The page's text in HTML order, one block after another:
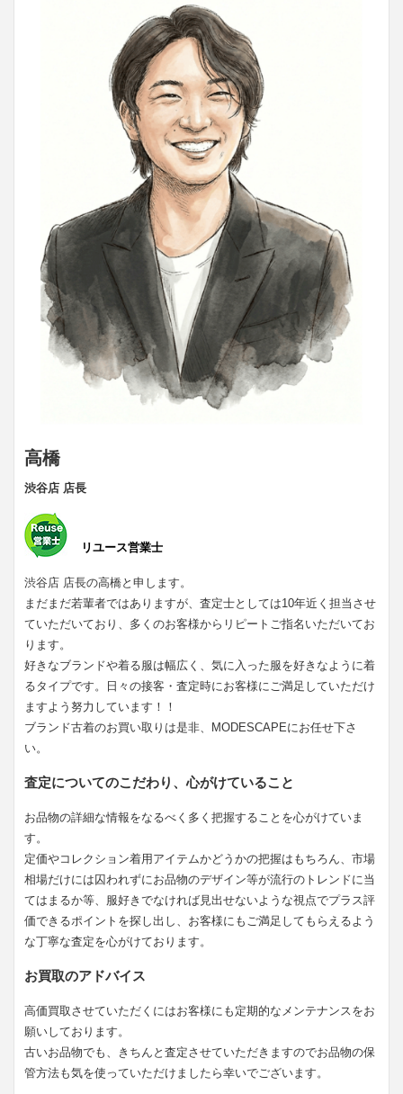
高橋
渋谷店 店長
リユース営業士
渋谷店 店長の高橋と申します。
まだまだ若輩者ではありますが、査定士としては10年近く担当させ
ていただいており、多くのお客様からリピートご指名いただいてお
ります。
好きなブランドや着る服は幅広く、気に入った服を好きなように着
るタイプです。日々の接客・査定時にお客様にご満足していただけ
ますよう努力しています！！
ブランド古着のお買い取りは是非、MODESCAPEにお任せ下さ
い。
査定についてのこだわり、心がけていること
お品物の詳細な情報をなるべく多く把握することを心がけていま
す。
定価やコレクション着用アイテムかどうかの把握はもちろん、市場
相場だけには囚われずにお品物のデザイン等が流行のトレンドに当
てはまるか等、服好きでなければ見出せないような視点でプラス評
価できるポイントを探し出し、お客様にもご満足してもらえるよう
な丁寧な査定を心がけております。
お買取のアドバイス
高価買取させていただくにはお客様にも定期的なメンテナンスをお
願いしております。
古いお品物でも、きちんと査定させていただきますのでお品物の保
管方法も気を使っていただけましたら幸いでございます。